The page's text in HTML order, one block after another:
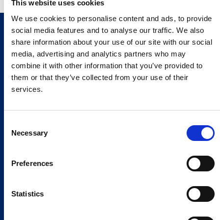
This website uses cookies
We use cookies to personalise content and ads, to provide
social media features and to analyse our traffic. We also
share information about your use of our site with our social
media, advertising and analytics partners who may
combine it with other information that you’ve provided to
them or that they’ve collected from your use of their
services.
Selection
Necessary
Preferences
Statistics